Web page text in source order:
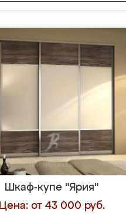
Шкаф-купе "Ярия"
Цена: от 43 000 руб.